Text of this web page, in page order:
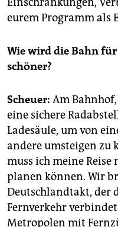
eurem Programm als
Wie wird die Bahn
schöner?
Scheuer: Am Bahnhof,
eine sichere
Ladesäule, um von
andere umsteigen zu
muss ich meine
planen können. Wir
Deutschlandtakt, der
Fernverkehr
Metropolen mit